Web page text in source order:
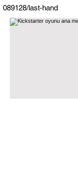
089128/last-hand